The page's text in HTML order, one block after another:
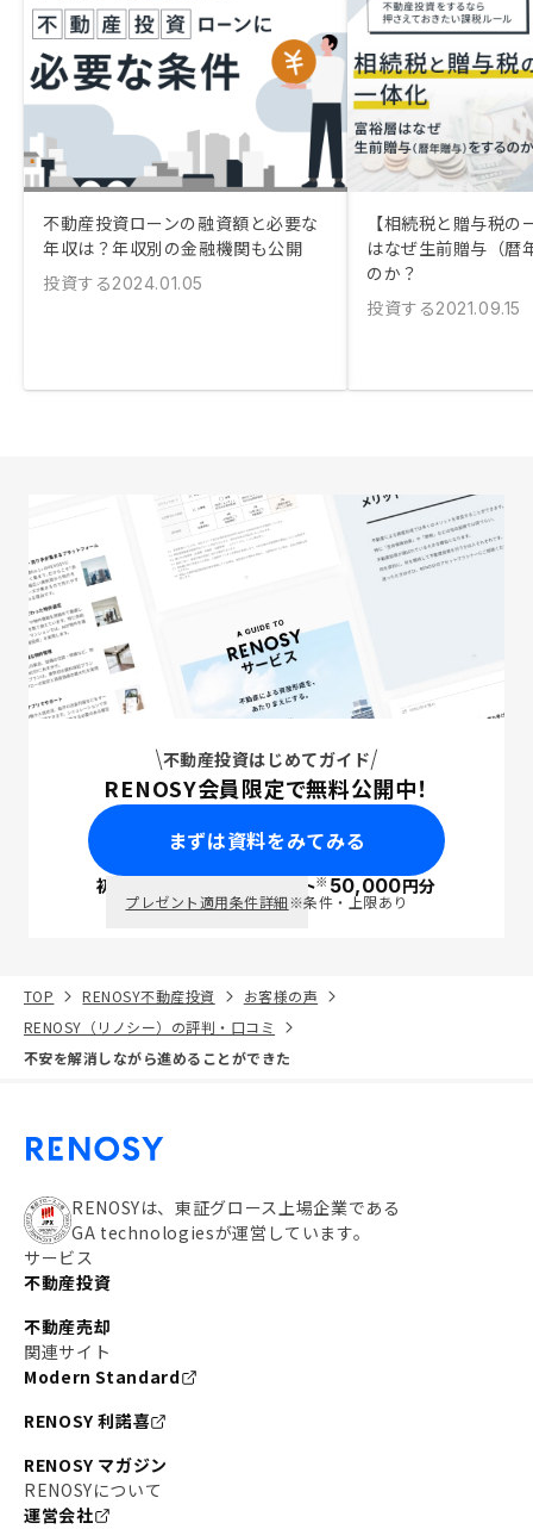
不動産投資ローンの融資額と必要な
年収は？年収別の金融機関も公開
投資する2024.01.05
【相続税と贈与税
はなぜ生前贈与（暦
のか？
投資する2021.09.15
不動産投資はじめてガイド
RENOSY会員限定で無料公開中！
まずは資料をみてみる
初回面談で ポイント※50,000円分
プレゼント適用条件詳細※条件・上限あり
TOP RENOSY不動産投資
お客様の声
RENOSY（リノシー）の評判・口コミ
不安を解消しながら進めることができた
RENOSYは、東証グロース上場企業である
GA technologiesが運営しています。
サービス
不動産投資
不動産売却
関連サイト
Modern Standard
RENOSY 利諾喜
RENOSY マガジン
RENOSYについて
運営会社